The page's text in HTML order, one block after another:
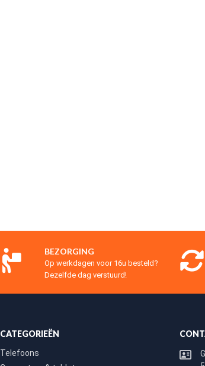
BEZORGING
Op werkdagen voor 16u besteld?
Dezelfde dag verstuurd!
CATEGORIEËN
Telefoons